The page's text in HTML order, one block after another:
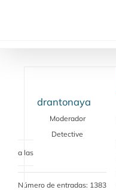
drantonaya
Moderador
Detective
a las
Número de entradas: 1383